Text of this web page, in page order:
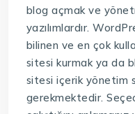
blog açmak ve
yazılımlardır.
bilinen ve en çok
sitesi kurmak ya da
sitesi içerik yönetim
gerekmektedir.